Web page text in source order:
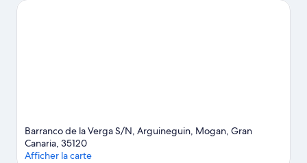
beauté naturelle des lieux ? Partez à la découverte des non
Barranco de la Verga S/N, Arguineguin, Mogan, Gran
Canaria, 35120
Afficher la carte